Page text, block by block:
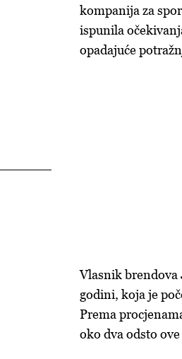
kompanija za
ispunila
opadajuće
Vlasnik brendova
godini, koja je
Prema
oko dva odsto